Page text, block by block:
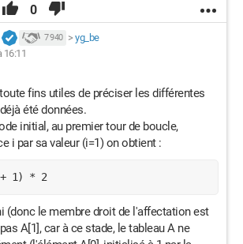
0
7 940 > yg_be
16:11
fins utiles de préciser les différentes
été données.
initial, au premier tour de boucle,
i par sa valeur (i=1) on obtient :
1) * 2
(donc le membre droit de l'affectation est
A[1], car à ce stade, le tableau A ne